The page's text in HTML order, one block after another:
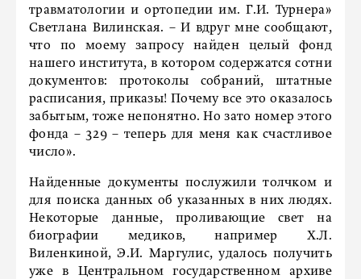
травматологии и ортопедии им. Г.И. Турнера»
Светлана Вилинская. – И вдруг мне сообщают,
что по моему запросу найден целый фонд
нашего института, в котором содержатся сотни
документов: протоколы собраний, штатные
расписания, приказы! Почему все это оказалось
забытым, тоже непонятно. Но зато номер этого
фонда – 329 – теперь для меня как счастливое
число».
Найденные документы послужили толчком и
для поиска данных об указанных в них людях.
Некоторые данные, проливающие свет на
биографии медиков, например Х.Л.
Виленкиной, Э.И. Маргулис, удалось получить
уже в Центральном государственном архиве